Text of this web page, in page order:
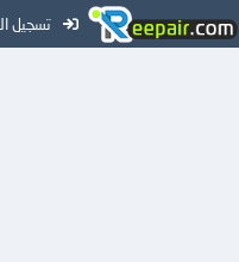
تسجيل